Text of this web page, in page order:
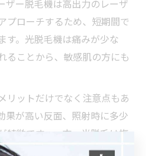
ザー脱毛機は高出力のレーザ
プローチするため、短期間で
す。光脱毛機は痛みが少な
ることから、敏感肌の方にも
リットだけでなく注意点もあ
果が高い反面、照射時に多少
特徴です。一方、光脱毛は複
すが、痛みや肌への負担が軽